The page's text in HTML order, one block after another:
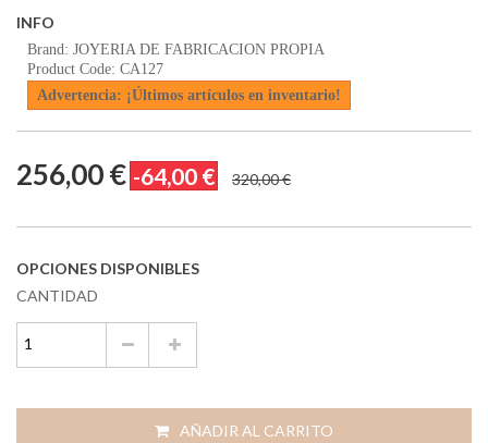
INFO
Brand: JOYERIA DE FABRICACION PROPIA
Product Code: CA127
Advertencia: ¡Últimos artículos en inventario!
256,00 € -64,00 € 320,00 €
OPCIONES DISPONIBLES
CANTIDAD
AÑADIR AL CARRITO